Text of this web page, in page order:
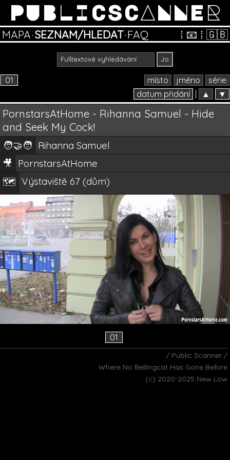
PUBLICSCANNER
MAPA·SEZNAM/HLEDAT·FAQ ⁞ 📧 ⁞ 🇬🇧
01 místo jméno
série
datum přidání
▲ ▼
PornstarsAtHome - Rihanna Samuel - Hide
and Seek My Cock!
🧑‍🤝‍🧑 Rihanna Samuel
🎥 PornstarsAtHome
🗺️ Výstaviště 67 (dům)
01
/ Public Scanner /
Where No Bellingcat Has Gone Before
(c) 2020-2025 New Low